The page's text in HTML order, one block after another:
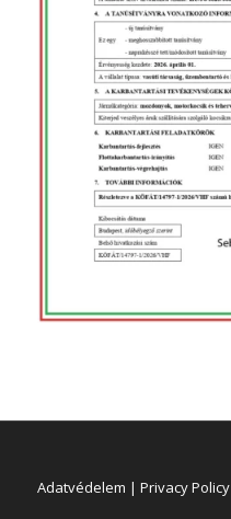
Adatvédelem | Privacy Policy